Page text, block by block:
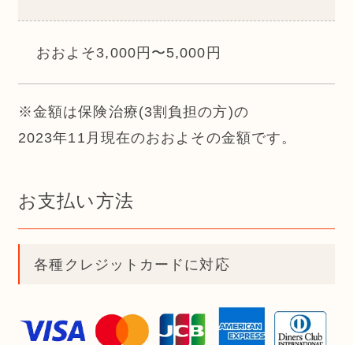
おおよそ3,000円〜5,000円
※金額は保険治療(3割負担の方)の
2023年11月現在のおおよその金額です。
お支払い方法
各種クレジットカードに対応